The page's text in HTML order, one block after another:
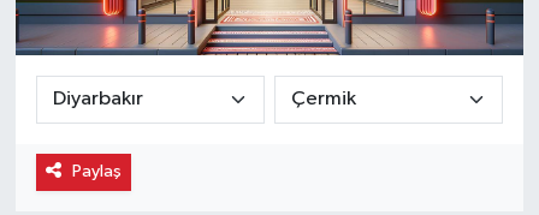
Paylaş